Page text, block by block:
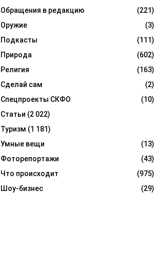
Обращения в редакцию
(221)
Оружие
(3)
Подкасты
(111)
Природа
(602)
Религия
(163)
Сделай сам
(2)
Спецпроекты СКФО
(10)
Статьи (2 022)
Туризм (1 181)
Умные вещи
(13)
Фоторепортажи
(43)
Что происходит
(975)
Шоу-бизнес
(29)